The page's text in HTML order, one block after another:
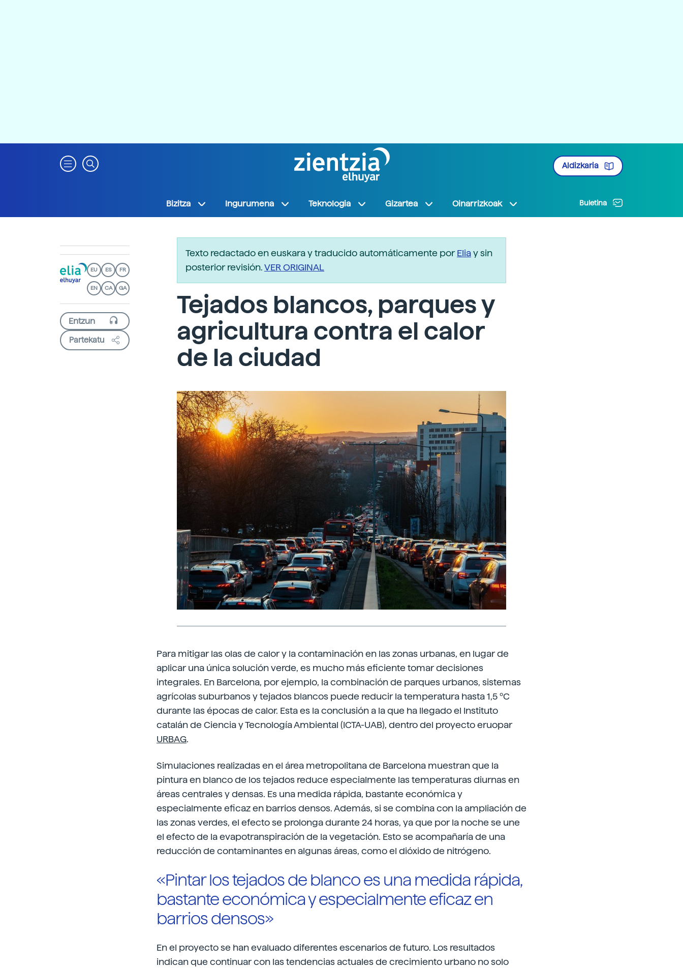
Aldizkaria
Bizitza Ingurumena Teknologia Gizartea Oinarrizkoak Buletina
EU ES FR
EN CA GA
Partekatu
Texto redactado en euskara y traducido automáticamente porEliay sin
posterior revisión.VER ORIGINAL
Tejados blancos, parques y
agricultura contra el calor
de la ciudad
Para mitigar las olas de calor y la contaminación en las zonas urbanas, en lugar de
aplicar una única solución verde, es mucho más eficiente tomar decisiones
integrales. En Barcelona, por ejemplo, la combinación de parques urbanos, sistemas
agrícolas suburbanos y tejados blancos puede reducir la temperatura hasta 1,5 ºC
durante las épocas de calor. Esta es la conclusión a la que ha llegado el Instituto
catalán de Ciencia y Tecnología Ambiental (ICTA-UAB), dentro del proyecto eruopar
URBAG.
Simulaciones realizadas en el área metropolitana de Barcelona muestran que la
pintura en blanco de los tejados reduce especialmente las temperaturas diurnas en
áreas centrales y densas. Es una medida rápida, bastante económica y
especialmente eficaz en barrios densos. Además, si se combina con la ampliación de
las zonas verdes, el efecto se prolonga durante 24 horas, ya que por la noche se une
el efecto de la evapotranspiración de la vegetación. Esto se acompañaría de una
reducción de contaminantes en algunas áreas, como el dióxido de nitrógeno.
«Pintar los tejados de blanco es una medida rápida,
bastante económica y especialmente eficaz en
barrios densos»
En el proyecto se han evaluado diferentes escenarios de futuro. Los resultados
indican que continuar con las tendencias actuales de crecimiento urbano no solo